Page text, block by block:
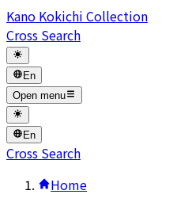
Kano Kokichi Collection
Cross Search
En
Open menu
En
Cross Search
Home